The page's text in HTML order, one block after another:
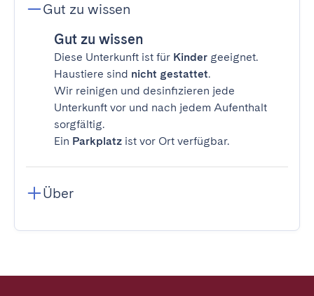
Gut zu wissen
Gut zu wissen
Diese Unterkunft ist für Kinder geeignet.
Haustiere sind nicht gestattet.
Wir reinigen und desinfizieren jede
Unterkunft vor und nach jedem Aufenthalt
sorgfältig.
Ein Parkplatz ist vor Ort verfügbar.
Über